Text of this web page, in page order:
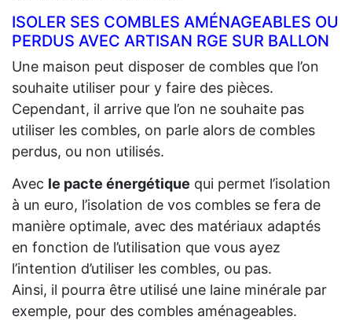
ISOLER SES COMBLES AMÉNAGEABLES OU
PERDUS AVEC ARTISAN RGE SUR BALLON
Une maison peut disposer de combles que l’on
souhaite utiliser pour y faire des pièces.
Cependant, il arrive que l’on ne souhaite pas
utiliser les combles, on parle alors de combles
perdus, ou non utilisés.
Avec le pacte énergétique qui permet l’isolation
à un euro, l’isolation de vos combles se fera de
manière optimale, avec des matériaux adaptés
en fonction de l’utilisation que vous ayez
l’intention d’utiliser les combles, ou pas.
Ainsi, il pourra être utilisé une laine minérale par
exemple, pour des combles aménageables.